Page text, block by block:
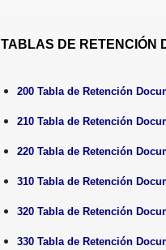
TABLAS DE RETENCIÓN
200 Tabla de Retención
210 Tabla de Retención
220 Tabla de Retención
310 Tabla de Retención
320 Tabla de Retención
330 Tabla de Retención